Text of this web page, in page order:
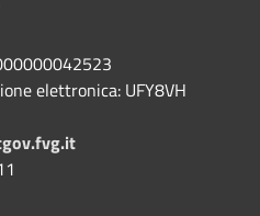
elettronica: UFY8VH